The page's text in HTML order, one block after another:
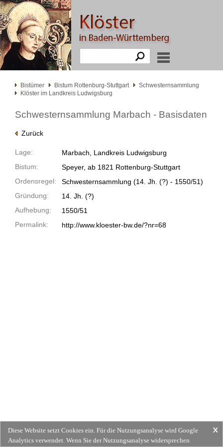
Bistümer Bistum Rottenburg-Stuttgart
Schwesternsammlung
Klöster im Landkreis Ludwigsburg
Schwesternsammlung Marbach - Basisdaten
Zurück
Lage:
Marbach, Landkreis Ludwigsburg
Bistum:
Speyer, ab 1821 Rottenburg-Stuttgart
Ordensregel:
Schwesternsammlung (14. Jh. (?) - 1550/51)
Gründung:
14. Jh. (?)
Aufhebung:
1550/51
Permalink:
http://www.kloester-bw.de/?nr=68
Diese Website setzt Cookies ein. Für die Nutzungsanalyse wird Google
Analytics verwendet. Wenn Sie der Nutzungsanalyse widersprechen